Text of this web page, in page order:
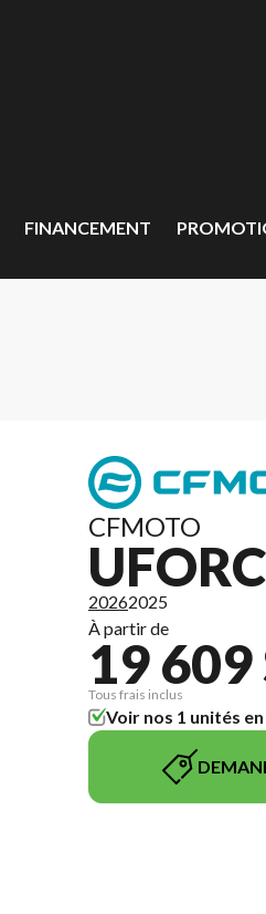
FINANCEMENT
CFMOTO
20262025
À partir de
19 609
Tous frais inclus
Voir nos 1 unités